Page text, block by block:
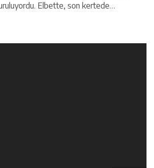
Elbette, son kertede…